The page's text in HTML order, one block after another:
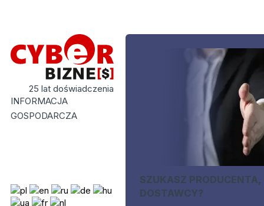
25 lat doświadczenia
INFORMACJA
GOSPODARCZA
SZUKASZ PRODUCENTA,
DOSTAWCY?